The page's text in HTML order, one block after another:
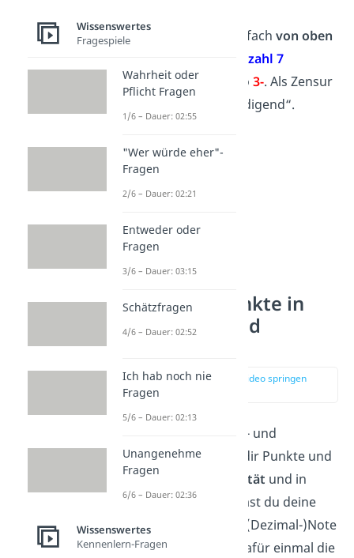
Du liest die Tabelle einfachvon oben
Punktzahl 7
bedeutet alsNote also3-. Als Zensur
nennst du das „befriedigend“.
Noten und Punkte in
Hochschule und
zur Stelle im Video springen
Nicht nur in der Mittel- und
Oberstufe begegnen dir Punkte und
Noten. In der
Universität und in
Hochschulenbekommst du deine
Leistung meistens als (Dezimal-)Note
mitgeteilt. Schau dir dafür einmal die
Wissenswertes
Fragespiele
Wahrheit oder
Pflicht Fragen
1/6 – Dauer: 02:55
"Wer würde eher"-
Fragen
2/6 – Dauer: 02:21
Entweder oder
Fragen
3/6 – Dauer: 03:15
Schätzfragen
4/6 – Dauer: 02:52
Ich hab noch nie
Fragen
5/6 – Dauer: 02:13
Unangenehme
Fragen
6/6 – Dauer: 02:36
Wissenswertes
Kennenlern-Fragen